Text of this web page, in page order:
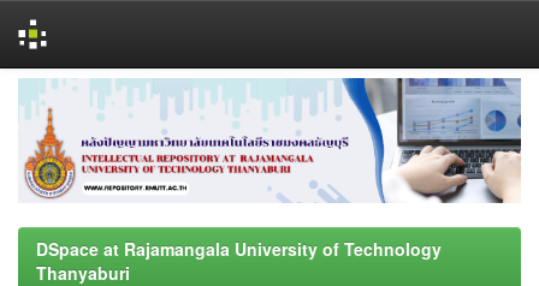
navigation
DSpace at Rajamangala University of Technology
Thanyaburi